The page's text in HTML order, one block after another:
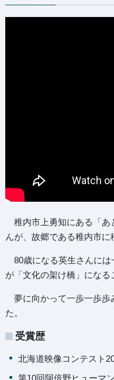
稚内市上勇知にある「あ
んが、故郷である稚内市に
80歳になる英生さんには
が「文化の架け橋」になる
夢に向かって一歩一歩歩
た。
受賞歴
北海道映像コンテスト
第10回阿倍野ヒューマ